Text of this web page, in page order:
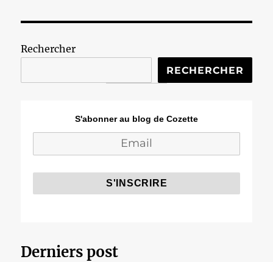
Rechercher
RECHERCHER
S'abonner au blog de Cozette
Derniers post